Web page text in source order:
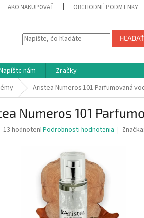
AKO NAKUPOVAŤ OBCHODNÉ PODMIENKY
HĽADAŤ
Napíšte nám
Značky
Aristea Numeros 101 Parfumovaná
Numeros 101
Priemerné
13 hodnoteníPodrobnosti hodnotenia